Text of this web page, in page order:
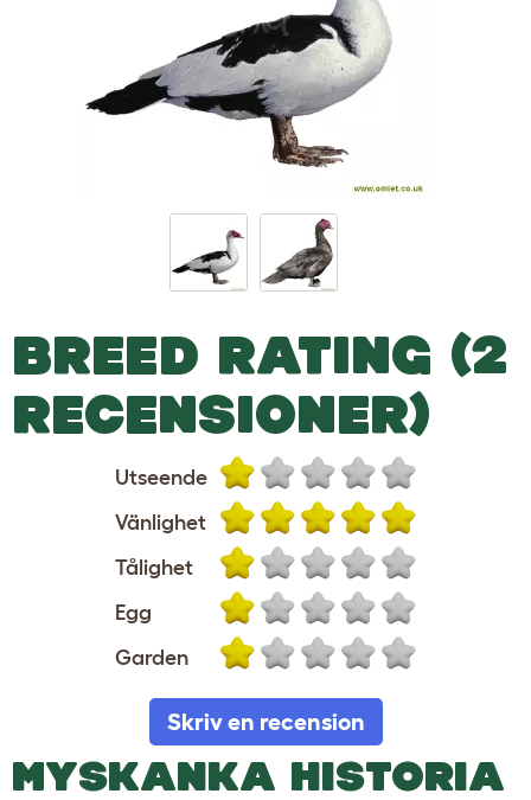
BREED RATING (2
RECENSIONER)
Utseende
Vänlighet
Tålighet
Egg
Garden
Skriv en recension
MYSKANKA HISTORIA